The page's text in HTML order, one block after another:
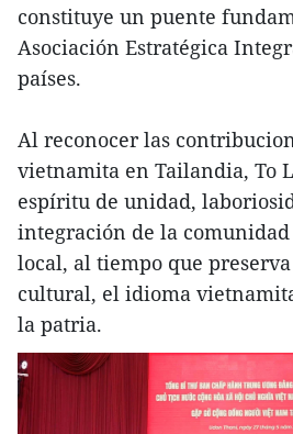
constituye un puente
Asociación Estratégica
países.
Al reconocer las
vietnamita en Tailandia, To
espíritu de unidad,
integración de la comunidad
local, al tiempo que
cultural, el idioma
la patria.